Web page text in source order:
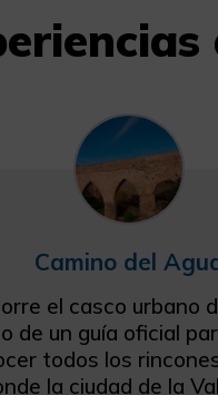
Camino del
el casco urbano
de un guía oficial
todos los
la ciudad de la